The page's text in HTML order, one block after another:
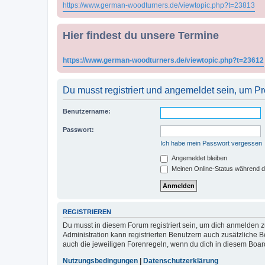
https://www.german-woodturners.de/viewtopic.php?t=23813
Hier findest du unsere Termine
https://www.german-woodturners.de/viewtopic.php?t=23612
Du musst registriert und angemeldet sein, um
Benutzername:
Passwort:
Ich habe mein Passwort vergessen
Angemeldet bleiben
Meinen Online-Status während
REGISTRIEREN
Du musst in diesem Forum registriert sein, um dich
Administration kann registrierten Benutzern auch zusätzliche
auch die jeweiligen Forenregeln, wenn du dich in diesem
Nutzungsbedingungen
Datenschutzerklärung